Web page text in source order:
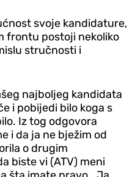
svoje kandidature,
frontu postoji nekoliko
stručnosti i
najboljeg kandidata
i pobijedi bilo koga s
Iz tog odgovora
i da ja ne bježim od
o drugim
biste vi (ATV) meni